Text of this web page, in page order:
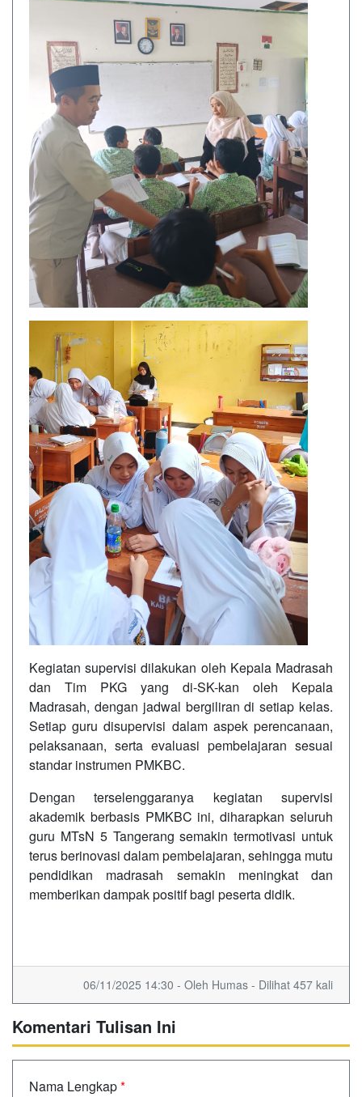
Kegiatan supervisi dilakukan oleh Kepala Madrasah
dan Tim PKG yang di-SK-kan oleh Kepala
Madrasah, dengan jadwal bergiliran di setiap kelas.
Setiap guru disupervisi dalam aspek perencanaan,
pelaksanaan, serta evaluasi pembelajaran sesuai
standar instrumen PMKBC.
Dengan terselenggaranya kegiatan supervisi
akademik berbasis PMKBC ini, diharapkan seluruh
guru MTsN 5 Tangerang semakin termotivasi untuk
terus berinovasi dalam pembelajaran, sehingga mutu
pendidikan madrasah semakin meningkat dan
memberikan dampak positif bagi peserta didik.
06/11/2025 14:30 - Oleh Humas - Dilihat 457 kali
Komentari Tulisan Ini
Nama Lengkap*